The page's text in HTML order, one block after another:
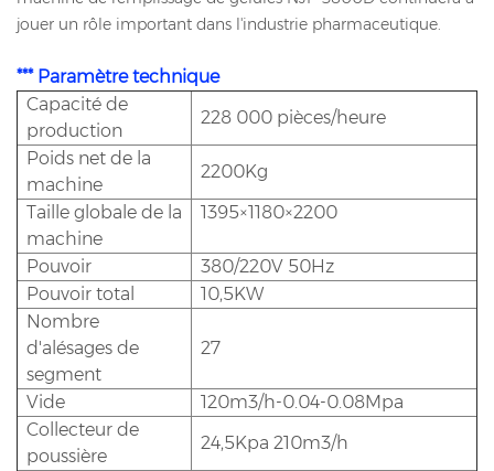
jouer un rôle important dans l'industrie pharmaceutique.
*** Paramètre technique
Capacité de
production
228 000 pièces/heure
Poids net de la
machine
2200Kg
Taille globale de la
machine
1395×1180×2200
Pouvoir
380/220V 50Hz
Pouvoir total
10,5KW
Nombre
d'alésages de
segment
27
Vide
120m3/h-0.04-0.08Mpa
Collecteur de
poussière
24,5Kpa 210m3/h